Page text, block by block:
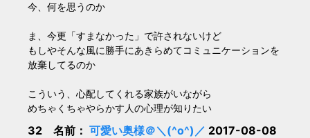
今、何を思うのか
ま、今更「すまなかった」で許されないけど
もしやそんな風に勝手にあきらめてコミュニケーションを
放棄してるのか
こういう、心配してくれる家族がいながら
めちゃくちゃやらかす人の心理が知りたい
32 名前： 可愛い奥様＠＼(^o^)／ 2017-08-08